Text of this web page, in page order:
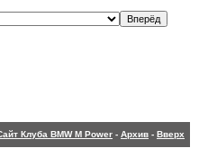
Клуба BMW M Power - Архив - Вверх